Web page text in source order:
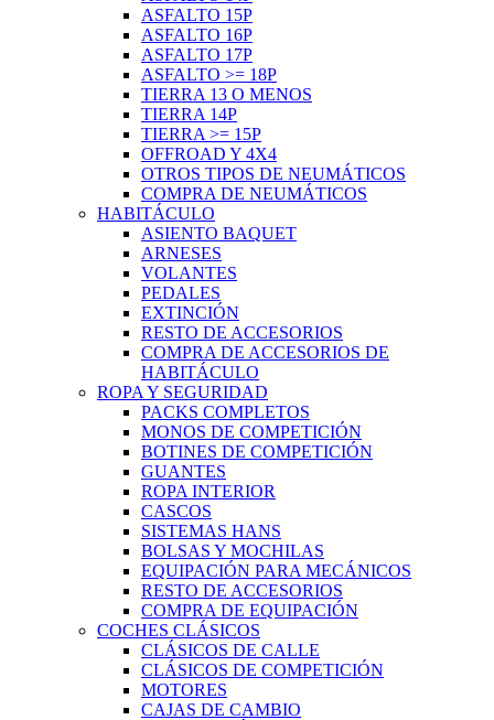
ASFALTO 15P
ASFALTO 16P
ASFALTO 17P
ASFALTO >= 18P
TIERRA 13 O MENOS
TIERRA 14P
TIERRA >= 15P
OFFROAD Y 4X4
OTROS TIPOS DE NEUMÁTICOS
COMPRA DE NEUMÁTICOS
HABITÁCULO
ASIENTO BAQUET
ARNESES
VOLANTES
PEDALES
EXTINCIÓN
RESTO DE ACCESORIOS
COMPRA DE ACCESORIOS DE
HABITÁCULO
ROPA Y SEGURIDAD
PACKS COMPLETOS
MONOS DE COMPETICIÓN
BOTINES DE COMPETICIÓN
GUANTES
ROPA INTERIOR
CASCOS
SISTEMAS HANS
BOLSAS Y MOCHILAS
EQUIPACIÓN PARA MECÁNICOS
RESTO DE ACCESORIOS
COMPRA DE EQUIPACIÓN
COCHES CLÁSICOS
CLÁSICOS DE CALLE
CLÁSICOS DE COMPETICIÓN
MOTORES
CAJAS DE CAMBIO